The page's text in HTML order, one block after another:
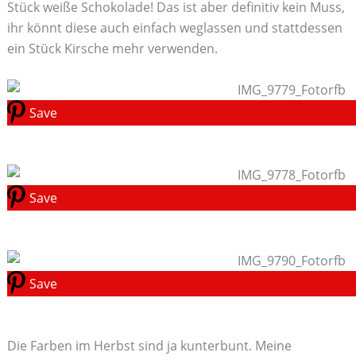
Stück weiße Schokolade! Das ist aber definitiv kein Muss,
ihr könnt diese auch einfach weglassen und stattdessen
ein Stück Kirsche mehr verwenden.
Save
Save
Save
Die Farben im Herbst sind ja kunterbunt. Meine